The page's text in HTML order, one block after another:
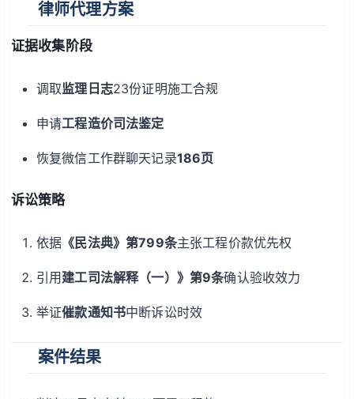
律师代理方案
证据收集阶段
调取监理日志23份证明施工合规
申请工程造价司法鉴定
恢复微信工作群聊天记录186页
诉讼策略
依据 《民法典》第799条主张工程价款优先权
引用建工司法解释（一）》第9条确认验收效力
举证催款通知书中断诉讼时效
案件结果